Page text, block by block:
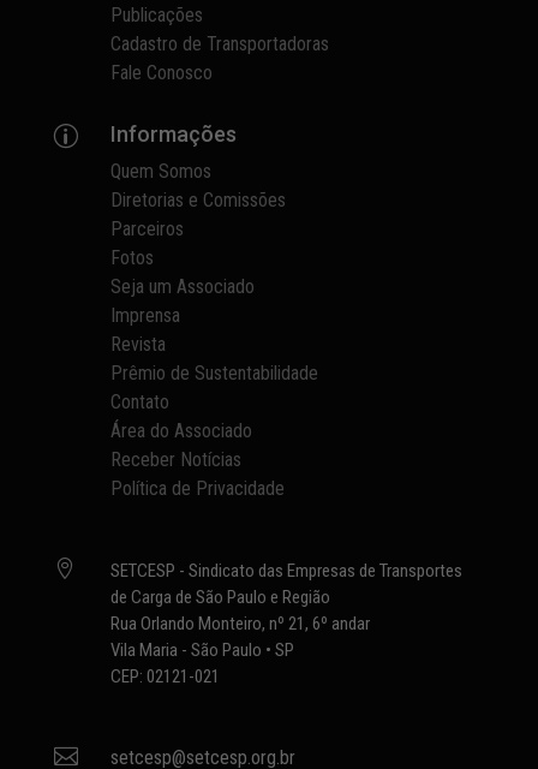
Publicações
Cadastro de Transportadoras
Fale Conosco
p Informações
Quem Somos
Diretorias e Comissões
Parceiros
Fotos
Seja um Associado
Imprensa
Revista
Prêmio de Sustentabilidade
Contato
Área do Associado
Receber Notícias
Política de Privacidade

SETCESP - Sindicato das Empresas de Transportes
de Carga de São Paulo e Região
Rua Orlando Monteiro, nº 21, 6º andar
Vila Maria - São Paulo • SP
CEP: 02121-021
 setcesp@setcesp.org.br